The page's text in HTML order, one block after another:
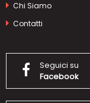
Chi Siamo
Contatti
Seguici su
Facebook